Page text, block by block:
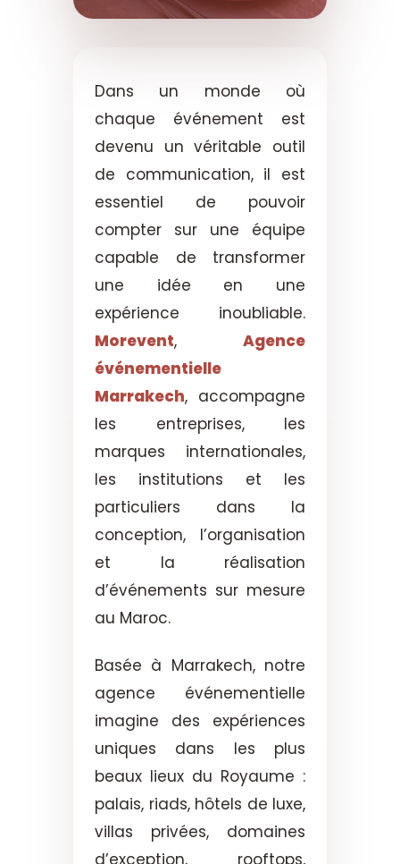
Dans un monde où
chaque événement est
devenu un véritable outil
de communication, il est
essentiel de pouvoir
compter sur une équipe
capable de transformer
une idée en une
expérience inoubliable.
Morevent, Agence
événementielle
Marrakech, accompagne
les entreprises, les
marques internationales,
les institutions et les
particuliers dans la
conception, l’organisation
et la réalisation
d’événements sur mesure
au Maroc.
Basée à Marrakech, notre
agence événementielle
imagine des expériences
uniques dans les plus
beaux lieux du Royaume :
palais, riads, hôtels de luxe,
villas privées, domaines
d’exception, rooftops,